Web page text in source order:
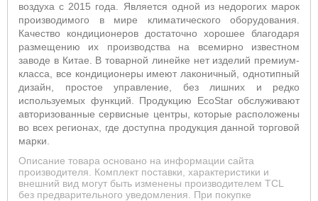
воздуха с 2015 года. Является одной из недорогих марок
производимого в мире климатического оборудования.
Качество кондиционеров достаточно хорошее благодаря
размещению их производства на всемирно известном
заводе в Китае. В товарной линейке нет изделий премиум-
класса, все кондиционеры имеют лаконичный, однотипный
дизайн, простое управление, без лишних и редко
используемых функций. Продукцию EcoStar обслуживают
авторизованные сервисные центры, которые расположены
во всех регионах, где доступна продукция данной торговой
марки.
Описание товара основано на информации сайта
производителя. Комплект поставки, характеристики и
внешний вид могут быть изменены производителем TCL
без предварительного уведомления. При покупке